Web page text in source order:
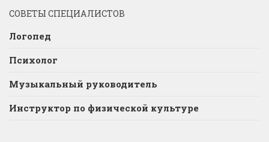
СОВЕТЫ СПЕЦИАЛИСТОВ
Логопед
Психолог
Музыкальный руководитель
Инструктор по физической культуре